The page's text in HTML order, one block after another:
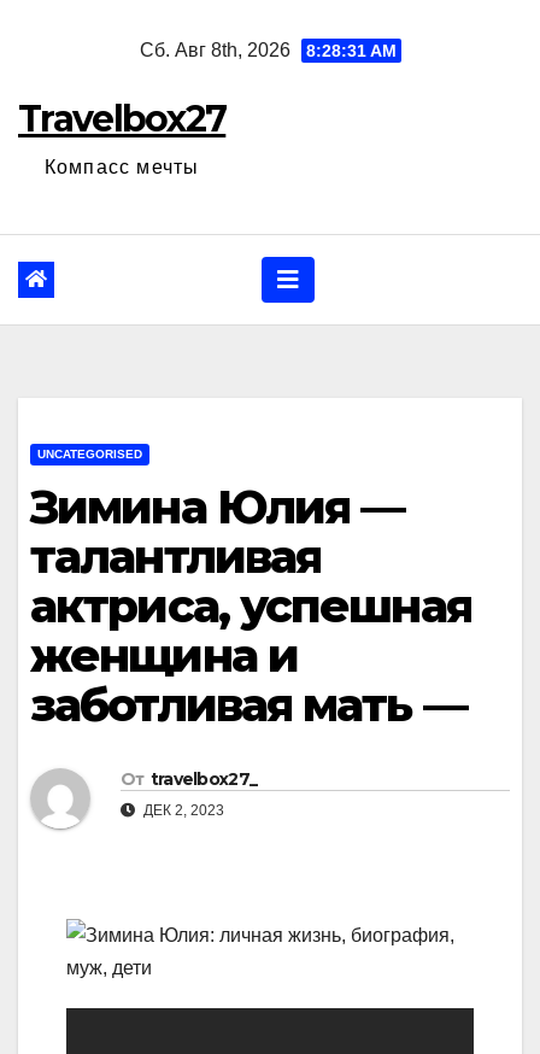
Сб. Авг 8th, 2026 8:28:33 AM
Travelbox27
Компасс мечты
UNCATEGORISED
Зимина Юлия —
талантливая
актриса, успешная
женщина и
заботливая мать —
От travelbox27_
ДЕК 2, 2023